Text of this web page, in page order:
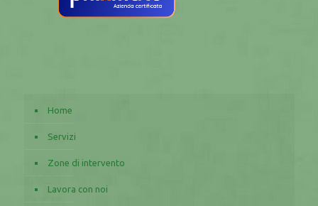
Home
Servizi
Zone di intervento
Lavora con noi